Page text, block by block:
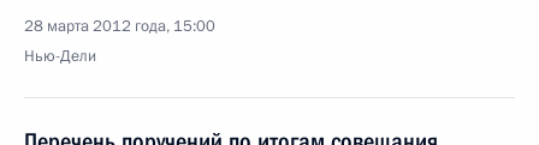
28 марта 2012 года, 15:00
Нью-Дели